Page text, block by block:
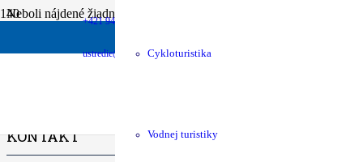
+421 940 630 680
ustredie@kst.sk Cykloturistika
Vodnej turistiky
Neboli nájdené žiadne výsledky.
KONTAKT